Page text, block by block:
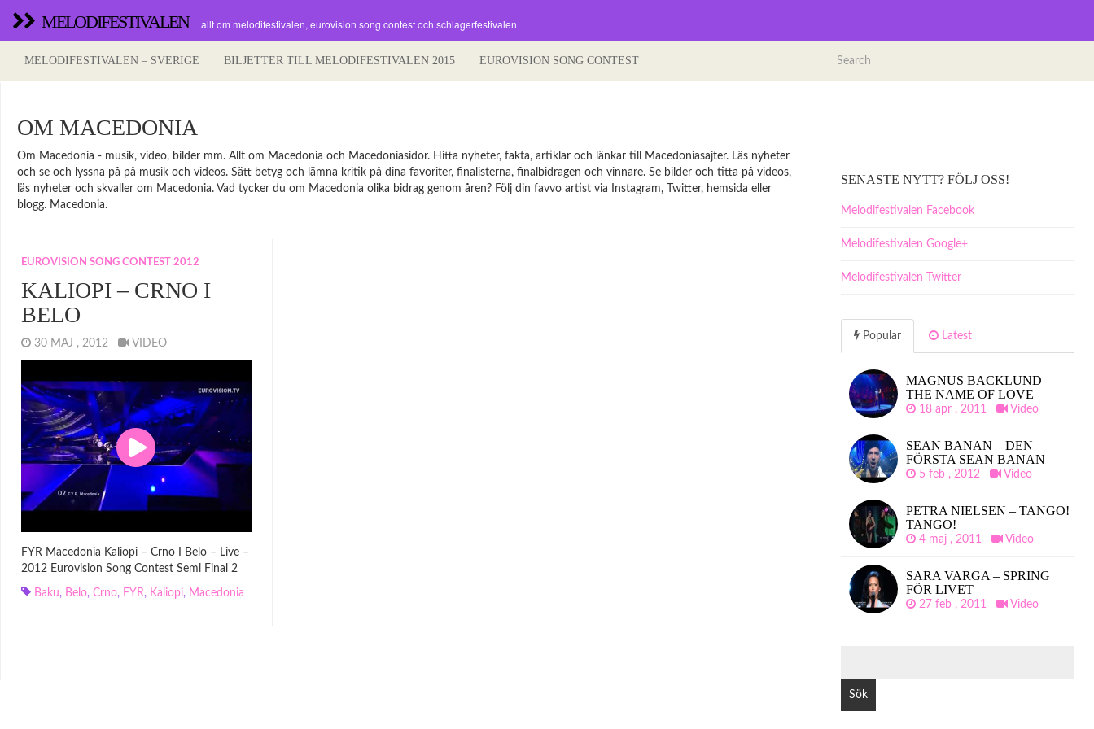
MELODIFESTIVALEN allt om melodifestivalen, eurovision song contest och schlagerfestivalen
MELODIFESTIVALEN – SVERIGE BILJETTER TILL MELODIFESTIVALEN 2015 EUROVISION SONG CONTEST
OM MACEDONIA
Om Macedonia - musik, video, bilder mm. Allt om Macedonia och Macedoniasidor. Hitta nyheter, fakta, artiklar och länkar till Macedoniasajter. Läs nyheter
och se och lyssna på på musik och videos. Sätt betyg och lämna kritik på dina favoriter, finalisterna, finalbidragen och vinnare. Se bilder och titta på videos,
läs nyheter och skvaller om Macedonia. Vad tycker du om Macedonia olika bidrag genom åren? Följ din favvo artist via Instagram, Twitter, hemsida eller
blogg. Macedonia.
EUROVISION SONG CONTEST 2012
KALIOPI – CRNO I
BELO
30 MAJ , 2012 VIDEO
FYR Macedonia Kaliopi – Crno I Belo – Live –
2012 Eurovision Song Contest Semi Final 2
Baku, Belo, Crno, FYR, Kaliopi, Macedonia
SENASTE NYTT? FÖLJ OSS!
Melodifestivalen Facebook
Melodifestivalen Google+
Melodifestivalen Twitter
Popular Latest
MAGNUS BACKLUND –
THE NAME OF LOVE
18 apr , 2011 Video
SEAN BANAN – DEN
FÖRSTA SEAN BANAN
5 feb , 2012 Video
PETRA NIELSEN – TANGO!
TANGO!
4 maj , 2011 Video
SARA VARGA – SPRING
FÖR LIVET
27 feb , 2011 Video